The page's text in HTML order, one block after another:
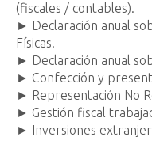
(fiscales / contables).
► Declaración anual
Físicas.
► Declaración anual
► Confección y
► Representación No
► Gestión fiscal
► Inversiones